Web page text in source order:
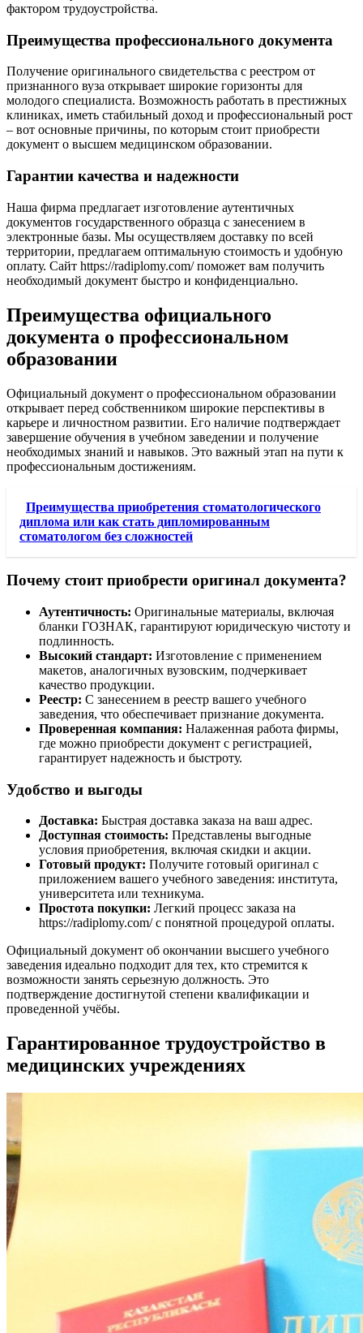
фактором трудоустройства.
Преимущества профессионального документа
Получение оригинального свидетельства с реестром от
признанного вуза открывает широкие горизонты для
молодого специалиста. Возможность работать в престижных
клиниках, иметь стабильный доход и профессиональный рост
– вот основные причины, по которым стоит приобрести
документ о высшем медицинском образовании.
Гарантии качества и надежности
Наша фирма предлагает изготовление аутентичных
документов государственного образца с занесением в
электронные базы. Мы осуществляем доставку по всей
территории, предлагаем оптимальную стоимость и удобную
оплату. Сайт https://radiplomy.com/ поможет вам получить
необходимый документ быстро и конфиденциально.
Преимущества официального
документа о профессиональном
образовании
Официальный документ о профессиональном образовании
открывает перед собственником широкие перспективы в
карьере и личностном развитии. Его наличие подтверждает
завершение обучения в учебном заведении и получение
необходимых знаний и навыков. Это важный этап на пути к
профессиональным достижениям.
Преимущества приобретения стоматологического
диплома или как стать дипломированным
стоматологом без сложностей
Почему стоит приобрести оригинал документа?
Аутентичность: Оригинальные материалы, включая
бланки ГОЗНАК, гарантируют юридическую чистоту и
подлинность.
Высокий стандарт: Изготовление с применением
макетов, аналогичных вузовским, подчеркивает
качество продукции.
Реестр: С занесением в реестр вашего учебного
заведения, что обеспечивает признание документа.
Проверенная компания: Налаженная работа фирмы,
где можно приобрести документ с регистрацией,
гарантирует надежность и быстроту.
Удобство и выгоды
Доставка: Быстрая доставка заказа на ваш адрес.
Доступная стоимость: Представлены выгодные
условия приобретения, включая скидки и акции.
Готовый продукт: Получите готовый оригинал с
приложением вашего учебного заведения: института,
университета или техникума.
Простота покупки: Легкий процесс заказа на
https://radiplomy.com/ с понятной процедурой оплаты.
Официальный документ об окончании высшего учебного
заведения идеально подходит для тех, кто стремится к
возможности занять серьезную должность. Это
подтверждение достигнутой степени квалификации и
проведенной учёбы.
Гарантированное трудоустройство в
медицинских учреждениях